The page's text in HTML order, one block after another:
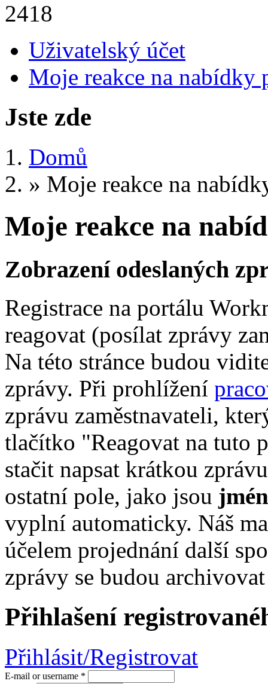
2418
Uživatelský účet
Moje reakce na nabídky
Jste zde
Domů
» Moje reakce na
Moje reakce na
Zobrazení odeslaných
Registrace na portálu
reagovat (posílat zprávy
Na této stránce budou
zprávy. Při prohlížení
zprávu zaměstnavateli,
tlačítko "Reagovat na tuto
stačit napsat krátkou
ostatní pole, jako jsou
vyplní automaticky. Náš
účelem projednání další
zprávy se budou
Přihlašení
Přihlásit/Registrovat
E-mail or username *